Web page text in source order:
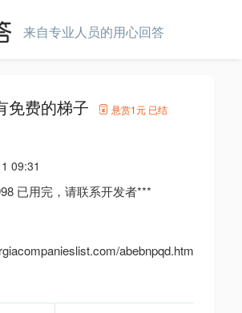
来自专业人员的用心回答
免费的梯子 悬赏1元 已结
09:31
已用完，请联系开发者***
abebnpqd.htm